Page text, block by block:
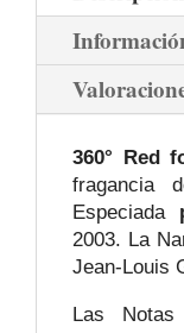
360° Red
fragancia
Especiada
2003. La
Jean-Louis
Las